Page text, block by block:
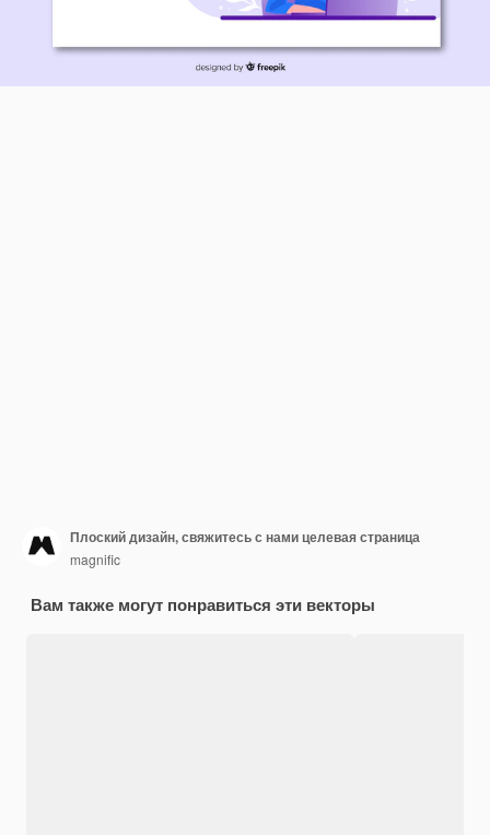
Плоский дизайн, свяжитесь с нами целевая страница
magnific
Вам также могут понравиться эти векторы